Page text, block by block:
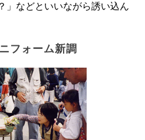
」などといいながら誘い込ん
フォーム新調